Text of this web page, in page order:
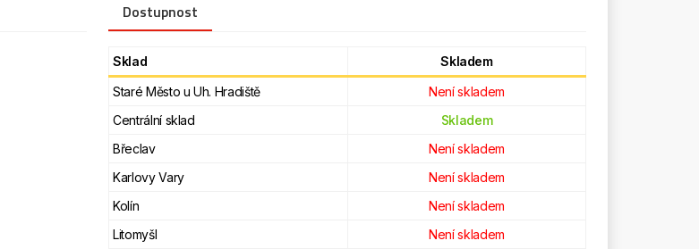
Dostupnost
Sklad
Skladem
Staré Město u Uh. Hradiště
Není skladem
Centrální sklad
Skladem
Břeclav
Není skladem
Karlovy Vary
Není skladem
Kolín
Není skladem
Litomyšl
Není skladem